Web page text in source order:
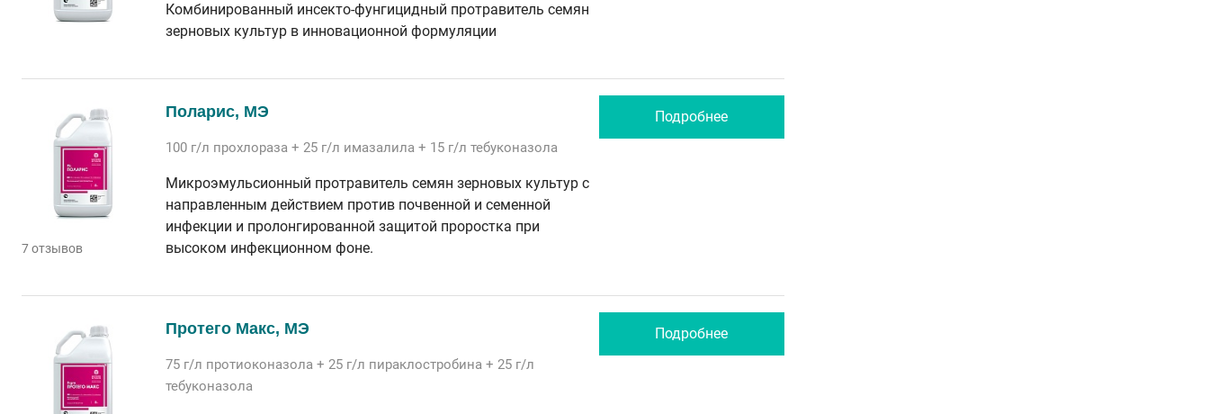
Комбинированный инсекто-фунгицидный протравитель семян
зерновых культур в инновационной формуляции
7 отзывов
Поларис, МЭ
100 г/л прохлораза + 25 г/л имазалила + 15 г/л тебуконазола
Микроэмульсионный протравитель семян зерновых культур с
направленным действием против почвенной и семенной
инфекции и пролонгированной защитой проростка при
высоком инфекционном фоне.
Подробнее
Протего Макс, МЭ
75 г/л протиоконазола + 25 г/л пираклостробина + 25 г/л
тебуконазола
Подробнее